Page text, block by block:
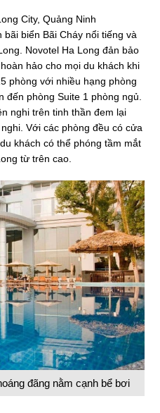
City, Quảng Ninh
biển Bãi Cháy nổi tiếng và
Novotel Ha Long đản bảo
hảo cho mọi du khách khi
phòng với nhiều hạng phòng
đến phòng Suite 1 phòng ngủ.
nghi trên tinh thần đem lại
Với các phòng đều có cửa
khách có thể phóng tầm mắt
từ trên cao.
đãng nằm cạnh bể bơi